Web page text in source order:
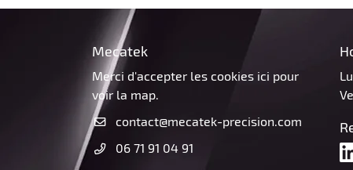
Mecatek
Merci d'accepter les cookies ici pour
voir la map.
06 71 91 04 91